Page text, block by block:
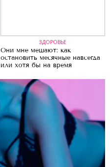
ЗДОРОВЬЕ
Они мне мешают: как
остановить месячные навсегда
или хотя бы на время